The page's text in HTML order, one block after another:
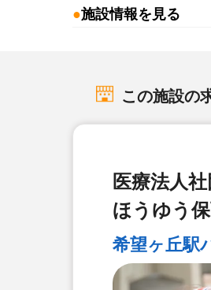
●施設情報を見る
この施設の
医療法人
ほうゆう
希望ヶ丘駅